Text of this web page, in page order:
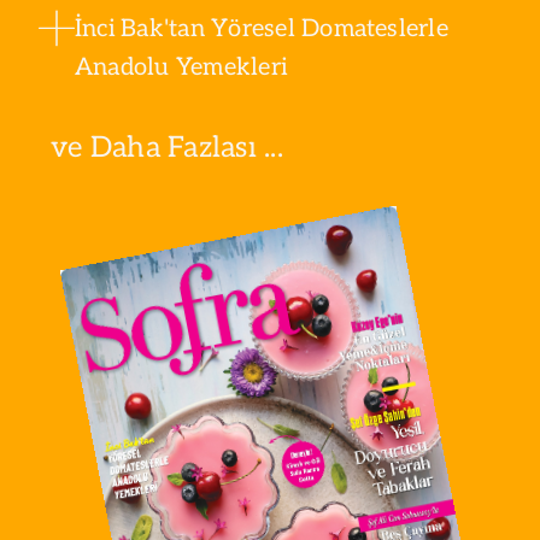
İnci Bak'tan Yöresel Domateslerle
Anadolu Yemekleri
ve Daha Fazlası ...